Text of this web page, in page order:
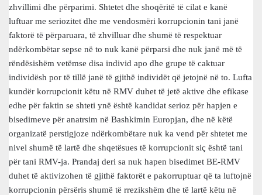
zhvillimi dhe përparimi. Shtetet dhe shoqëritë të cilat e kanë
luftuar me seriozitet dhe me vendosmëri korrupcionin tani janë
faktorë të përparuara, të zhvilluar dhe shumë të respektuar
ndërkombëtar sepse në to nuk kanë përparsi dhe nuk janë më të
rëndësishëm vetëmse disa individ apo dhe grupe të caktuar
individësh por të tillë janë të gjithë individët që jetojnë në to. Lufta
kundër korrupcionit këtu në RMV duhet të jetë aktive dhe efikase
edhe për faktin se shteti ynë është kandidat serioz për hapjen e
bisedimeve për anatrsim në Bashkimin Europjan, dhe në këtë
organizatë perstigjoze ndërkombëtare nuk ka vend për shtetet me
nivel shumë të lartë dhe shqetësues të korrupcionit siç është tani
për tani RMV-ja. Prandaj deri sa nuk hapen bisedimet BE-RMV
duhet të aktivizohen të gjithë faktorët e pakorruptuar që ta luftojnë
korrupcionin përsëris shumë të rrezikshëm dhe të lartë këtu në